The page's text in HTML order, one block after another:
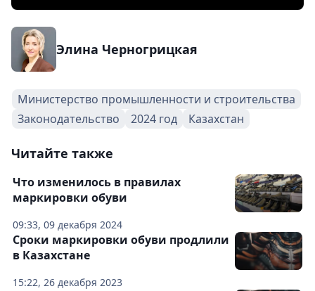
Элина Черногрицкая
Министерство промышленности и строительства
Законодательство
2024 год Казахстан
Читайте также
09:33, 09 декабря 2024
Что изменилось в правилах
маркировки обуви
15:22, 26 декабря 2023
Сроки маркировки обуви продлили
в Казахстане